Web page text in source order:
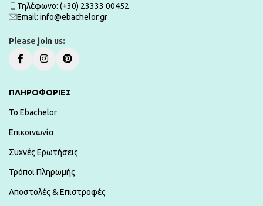
Τηλέφωνο: (+30) 23333 00452
Εmail: info@ebachelor.gr
Please join us:
ΠΛΗΡΟΦΟΡΙΕΣ
To Ebachelor
Επικοινωνία
Συχνές Ερωτήσεις
Τρόποι Πληρωμής
Αποστολές & Επιστροφές